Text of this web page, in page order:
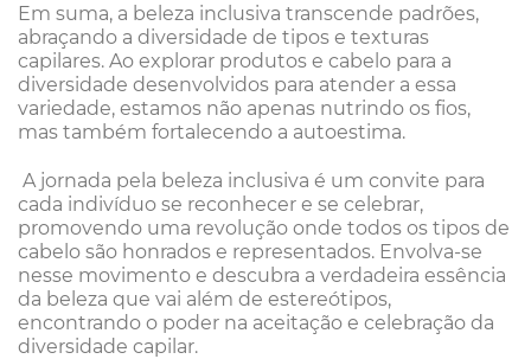
Em suma, a beleza inclusiva transcende padrões,
abraçando a diversidade de tipos e texturas
capilares. Ao explorar produtos e cabelo para a
diversidade desenvolvidos para atender a essa
variedade, estamos não apenas nutrindo os fios,
mas também fortalecendo a autoestima.
A jornada pela beleza inclusiva é um convite para
cada indivíduo se reconhecer e se celebrar,
promovendo uma revolução onde todos os tipos de
cabelo são honrados e representados. Envolva-se
nesse movimento e descubra a verdadeira essência
da beleza que vai além de estereótipos,
encontrando o poder na aceitação e celebração da
diversidade capilar.